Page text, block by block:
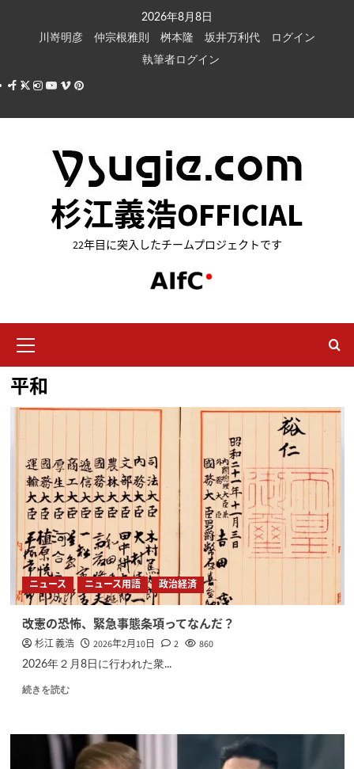
キ
2026年8月8日
川嵜明彦
仲宗根雅則 桝本隆 坂井万利代
ログイン
執筆者ログイン
Facebook
X Instagram
Youtube
VimeoPinterest
杉江義浩OFFICIAL
22年目に突入したチームプロジェクトです
イ
ン
メ
平和
ニュース ニュース用語 政治経済
改憲の恐怖、緊急事態条項ってなんだ？
杉江 義浩 2026年2月10日 2 860
2026年２月8日に行われた衆...
続きを読む